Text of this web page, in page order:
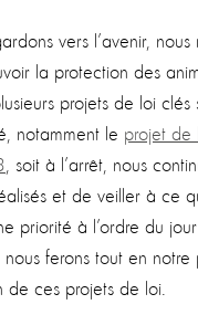
vers l’avenir, nous
la protection des
projets de loi clés
notamment le projet de
, soit à l’arrêt, nous
et de veiller à ce
priorité à l’ordre du jour
nous ferons tout en
de ces projets de loi.